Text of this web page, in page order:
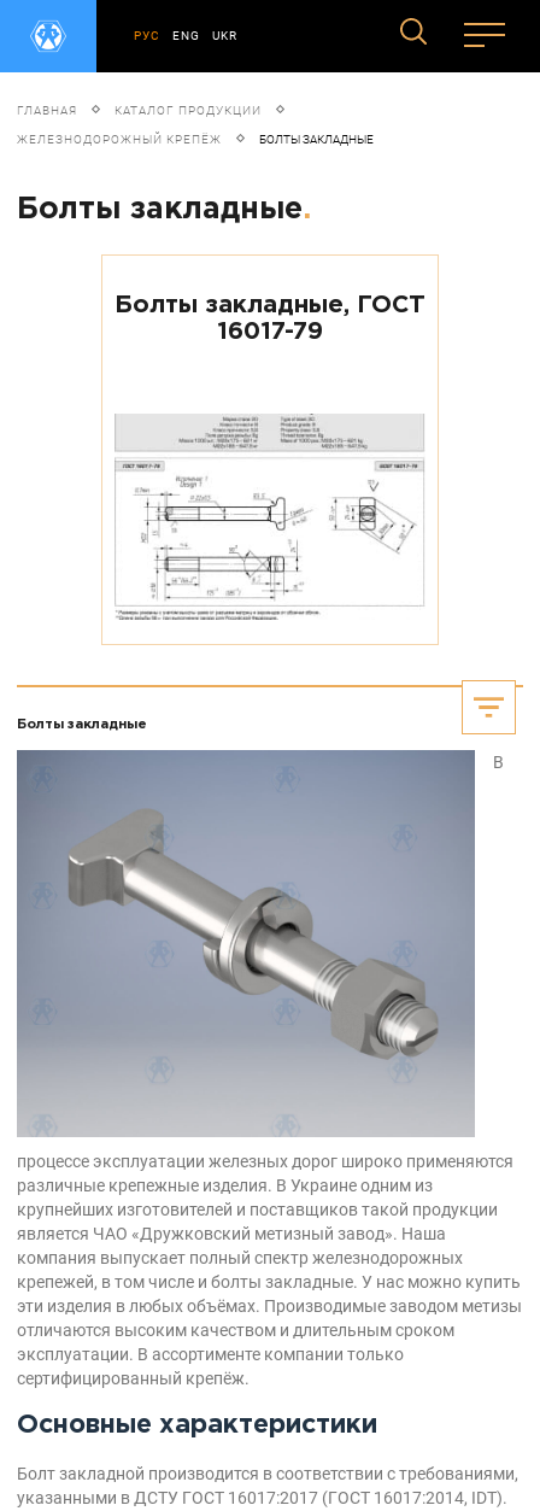
РУС ENG UKR
ГЛАВНАЯ КАТАЛОГ ПРОДУКЦИИ
ЖЕЛЕЗНОДОРОЖНЫЙ КРЕПЁЖ БОЛТЫ ЗАКЛАДНЫЕ
Болты закладные.
Болты закладные, ГОСТ
16017-79
Болты закладные
В
процессе эксплуатации железных дорог широко применяются
различные крепежные изделия. В Украине одним из
крупнейших изготовителей и поставщиков такой продукции
является ЧАО «Дружковский метизный завод». Наша
компания выпускает полный спектр железнодорожных
крепежей, в том числе и болты закладные. У нас можно купить
эти изделия в любых объёмах. Производимые заводом метизы
отличаются высоким качеством и длительным сроком
эксплуатации. В ассортименте компании только
сертифицированный крепёж.
Основные характеристики
Болт закладной производится в соответствии с требованиями,
указанными в ДСТУ ГОСТ 16017:2017 (ГОСТ 16017:2014, IDT).